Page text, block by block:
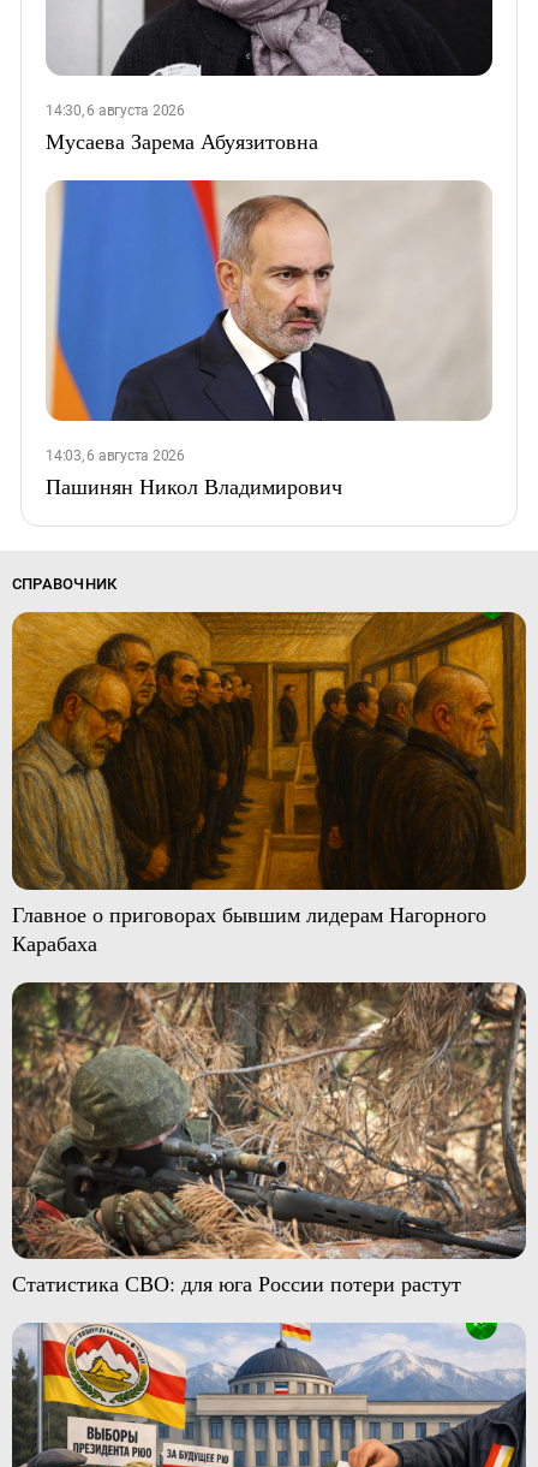
14:30, 6 августа 2026
Мусаева Зарема Абуязитовна
14:03, 6 августа 2026
Пашинян Никол Владимирович
СПРАВОЧНИК
Главное о приговорах бывшим лидерам Нагорного
Карабаха
Статистика СВО: для юга России потери растут